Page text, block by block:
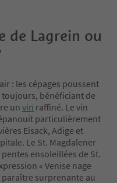
de Lagrein ou
: les cépages poussent
toujours, bénéficiant de
un vin raffiné. Le vin
particulièrement
Eisack, Adige et
Le St. Magdalener
ensoleillées de St.
« Venise nage
paraître surprenante au